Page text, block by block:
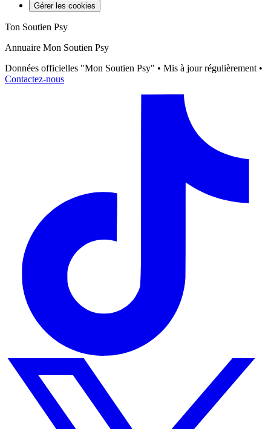
Gérer les cookies
Ton Soutien Psy
Annuaire Mon Soutien Psy
Données officielles "Mon Soutien Psy" • Mis à jour régulièrement •
Contactez-nous